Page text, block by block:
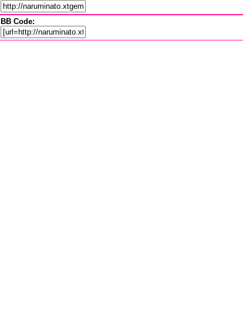
BB Code: